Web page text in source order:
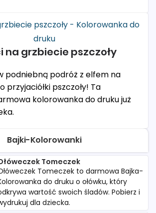
na grzbiecie pszczoły
podniebną podróż z elfem na
przyjaciółki pszczoły! Ta
kolorowanka do druku już
Bajki-Kolorowanki
Tomeczek
Tomeczek to darmowa Bajka-
do druku o ołówku, który
wartość swoich śladów. Pobierz i
dla dziecka.